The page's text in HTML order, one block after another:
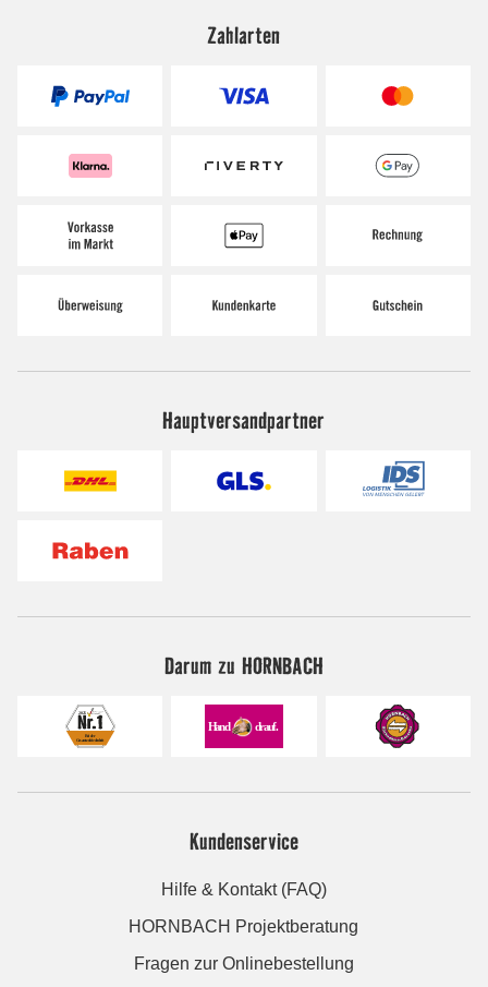
Zahlarten
Hauptversandpartner
Darum zu HORNBACH
Kundenservice
Hilfe & Kontakt (FAQ)
HORNBACH Projektberatung
Fragen zur Onlinebestellung